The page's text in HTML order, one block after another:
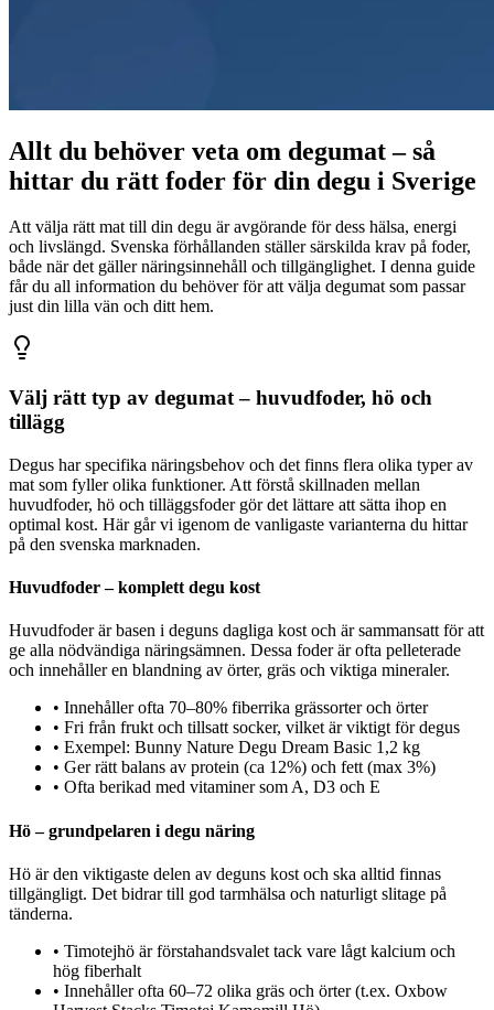
Allt du behöver veta om degumat – så
hittar du rätt foder för din degu i Sverige
Att välja rätt mat till din degu är avgörande för dess hälsa, energi
och livslängd. Svenska förhållanden ställer särskilda krav på foder,
både när det gäller näringsinnehåll och tillgänglighet. I denna guide
får du all information du behöver för att välja degumat som passar
just din lilla vän och ditt hem.
Välj rätt typ av degumat – huvudfoder, hö och
tillägg
Degus har specifika näringsbehov och det finns flera olika typer av
mat som fyller olika funktioner. Att förstå skillnaden mellan
huvudfoder, hö och tilläggsfoder gör det lättare att sätta ihop en
optimal kost. Här går vi igenom de vanligaste varianterna du hittar
på den svenska marknaden.
Huvudfoder – komplett degu kost
Huvudfoder är basen i deguns dagliga kost och är sammansatt för att
ge alla nödvändiga näringsämnen. Dessa foder är ofta pelleterade
och innehåller en blandning av örter, gräs och viktiga mineraler.
• Innehåller ofta 70–80% fiberrika grässorter och örter
• Fri från frukt och tillsatt socker, vilket är viktigt för degus
• Exempel: Bunny Nature Degu Dream Basic 1,2 kg
• Ger rätt balans av protein (ca 12%) och fett (max 3%)
• Ofta berikad med vitaminer som A, D3 och E
Hö – grundpelaren i degu näring
Hö är den viktigaste delen av deguns kost och ska alltid finnas
tillgängligt. Det bidrar till god tarmhälsa och naturligt slitage på
tänderna.
• Timotejhö är förstahandsvalet tack vare lågt kalcium och
hög fiberhalt
• Innehåller ofta 60–72 olika gräs och örter (t.ex. Oxbow